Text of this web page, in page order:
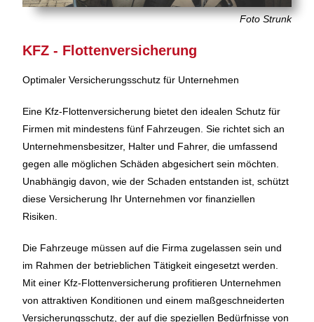
Foto Strunk
KFZ - Flottenversicherung
Optimaler Versicherungsschutz für Unternehmen
Eine Kfz-Flottenversicherung bietet den idealen Schutz für
Firmen mit mindestens fünf Fahrzeugen. Sie richtet sich an
Unternehmensbesitzer, Halter und Fahrer, die umfassend
gegen alle möglichen Schäden abgesichert sein möchten.
Unabhängig davon, wie der Schaden entstanden ist, schützt
diese Versicherung Ihr Unternehmen vor finanziellen
Risiken.
Die Fahrzeuge müssen auf die Firma zugelassen sein und
im Rahmen der betrieblichen Tätigkeit eingesetzt werden.
Mit einer Kfz-Flottenversicherung profitieren Unternehmen
von attraktiven Konditionen und einem maßgeschneiderten
Versicherungsschutz, der auf die speziellen Bedürfnisse von